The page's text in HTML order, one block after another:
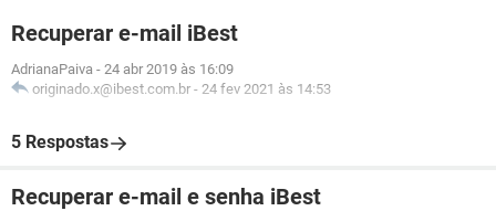
Recuperar e-mail iBest
AdrianaPaiva - 24 abr 2019 às 16:09
originado.x@ibest.com.br - 24 fev 2021 às 14:53
5 Respostas
Recuperar e-mail e senha iBest